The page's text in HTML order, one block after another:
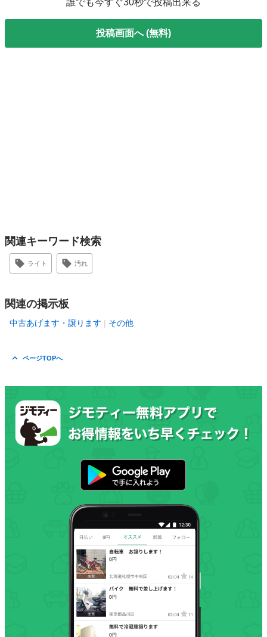
誰でも今すぐ30秒で投稿出来る
投稿画面へ (無料)
関連キーワード検索
ライト 汚れ
関連の掲示板
中古あげます・譲ります その他
ページTOPへ